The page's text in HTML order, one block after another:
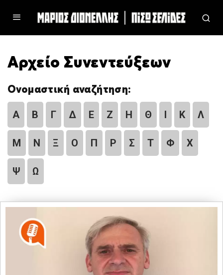
Αρχείο Συνεντεύξεων
Ονομαστική αναζήτηση:
Α Β Γ Δ Ε Ζ Η Θ Ι Κ Λ
Μ Ν Ξ Ο Π Ρ Σ Τ Φ Χ
Ψ Ω